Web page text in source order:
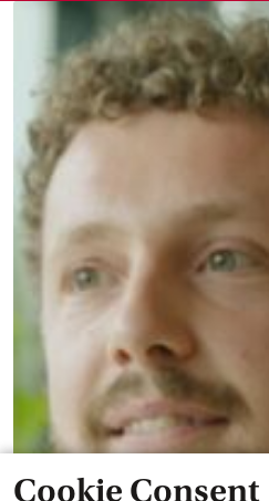
Cookie Consent